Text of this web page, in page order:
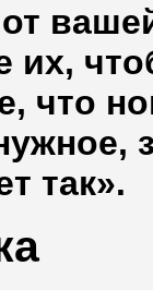
их,
что
так».